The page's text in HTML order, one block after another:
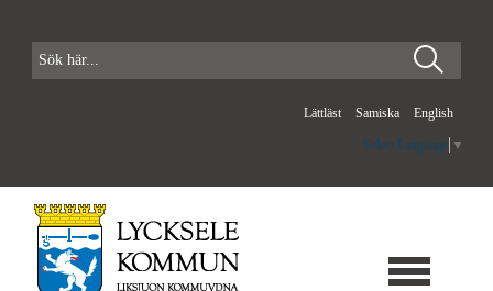
Lättläst Samiska English
Select Language ▼